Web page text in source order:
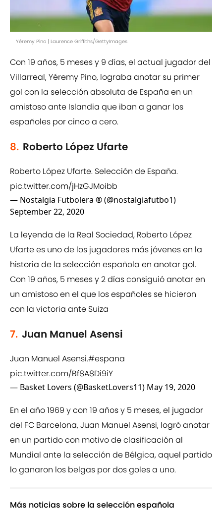
Yéremy Pino | Laurence Griffiths/GettyImages
Con 19 años, 5 meses y 9 días, el actual jugador del
Villarreal, Yéremy Pino, lograba anotar su primer
gol con la selección absoluta de España en un
amistoso ante Islandia que iban a ganar los
españoles por cinco a cero.
8. Roberto López Ufarte
Roberto López Ufarte. Selección de España.
pic.twitter.com/jHzGJMoibb
— Nostalgia Futbolera ® (@nostalgiafutbo1)
September 22, 2020
La leyenda de la Real Sociedad, Roberto López
Ufarte es uno de los jugadores más jóvenes en la
historia de la selección española en anotar gol.
Con 19 años, 5 meses y 2 días consiguió anotar en
un amistoso en el que los españoles se hicieron
con la victoria ante Suiza
7. Juan Manuel Asensi
Juan Manuel Asensi.#espana
pic.twitter.com/Bf8A8Di9iY
— Basket Lovers (@BasketLovers11) May 19, 2020
En el año 1969 y con 19 años y 5 meses, el jugador
del FC Barcelona, Juan Manuel Asensi, logró anotar
en un partido con motivo de clasificación al
Mundial ante la selección de Bélgica, aquel partido
lo ganaron los belgas por dos goles a uno.
Más noticias sobre la selección española